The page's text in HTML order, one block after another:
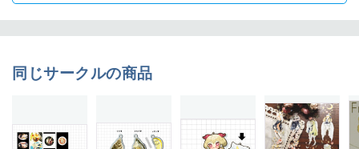
同じサークルの商品